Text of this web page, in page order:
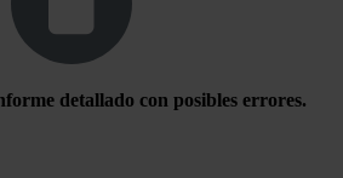
detallado con posibles errores.